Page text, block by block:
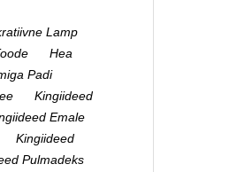
Lamp
Hea
Padi
Kingiideed
Emale
Kingiideed
Pulmadeks